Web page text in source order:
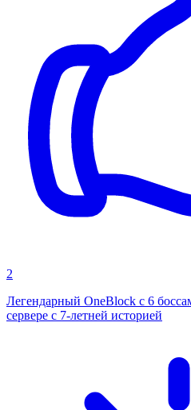
2
Легендарный OneBlock с 6
сервере с 7-летней историей